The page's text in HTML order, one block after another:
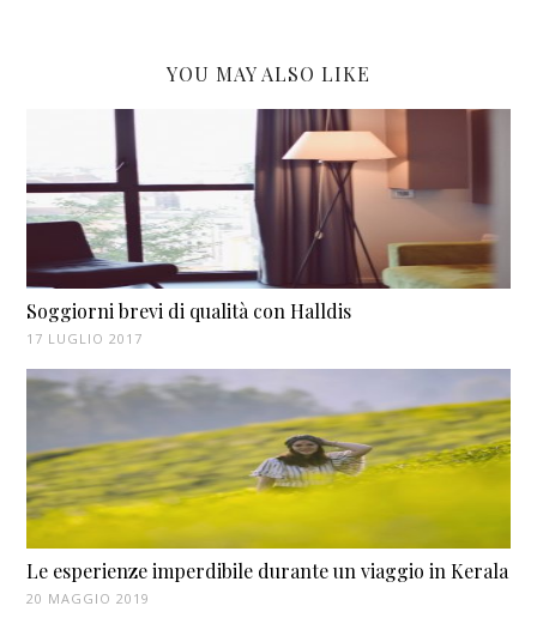
YOU MAY ALSO LIKE
Soggiorni brevi di qualità con Halldis
17 LUGLIO 2017
Le esperienze imperdibile durante un viaggio in Kerala
20 MAGGIO 2019